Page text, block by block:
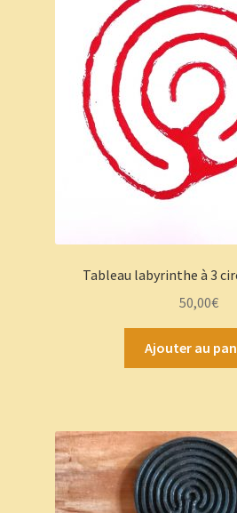
Tableau labyrinthe à 3
50,00€
Ajouter au